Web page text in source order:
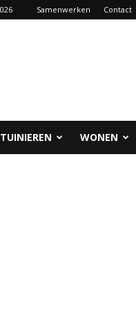
Samenwerken Contact
TUINIEREN WONEN